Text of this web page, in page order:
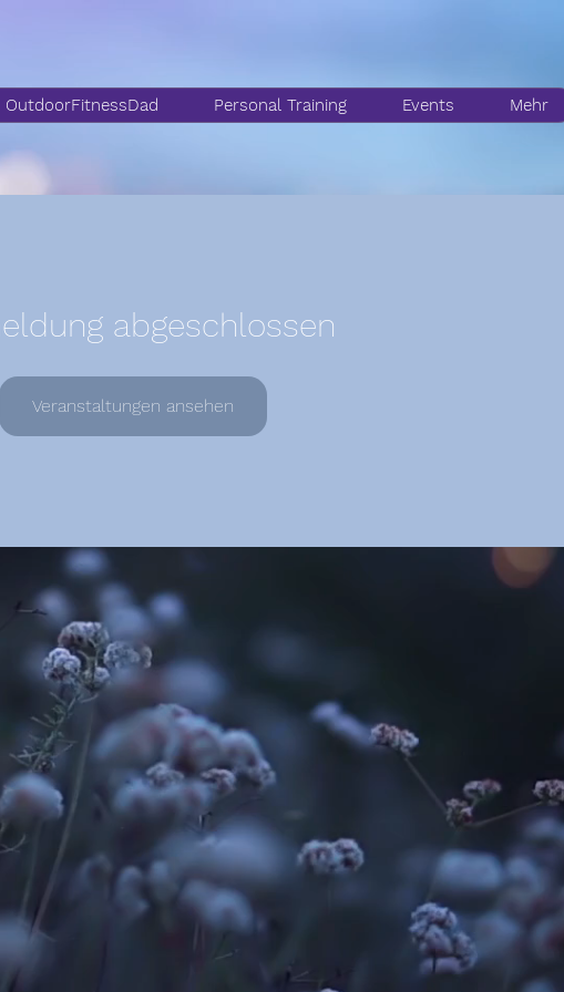
OutdoorFitnessDad Personal Training Events Mehr
abgeschlossen
Veranstaltungen ansehen